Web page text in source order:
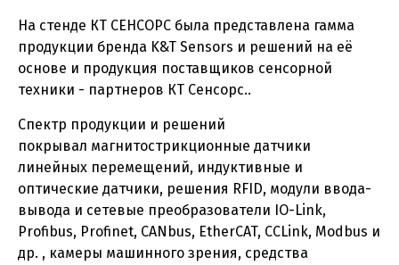
На стенде КТ СЕНСОРС была представлена гамма
продукции бренда K&T Sensors и решений на её
основе и продукция поставщиков сенсорной
техники - партнеров КТ Сенсорс..
Спектр продукции и решений
покрывал магнитострикционные датчики
линейных перемещений, индуктивные и
оптические датчики, решения RFID, модули ввода-
вывода и сетевые преобразователи IO-Link,
Profibus, Profinet, CANbus, EtherCAT, CCLink, Modbus и
др. , камеры машинного зрения, средства